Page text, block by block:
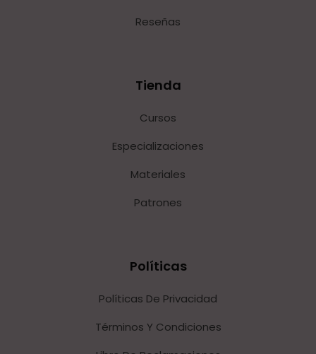
Reseñas
Tienda
Cursos
Especializaciones
Materiales
Patrones
Políticas
Políticas De Privacidad
Términos Y Condiciones